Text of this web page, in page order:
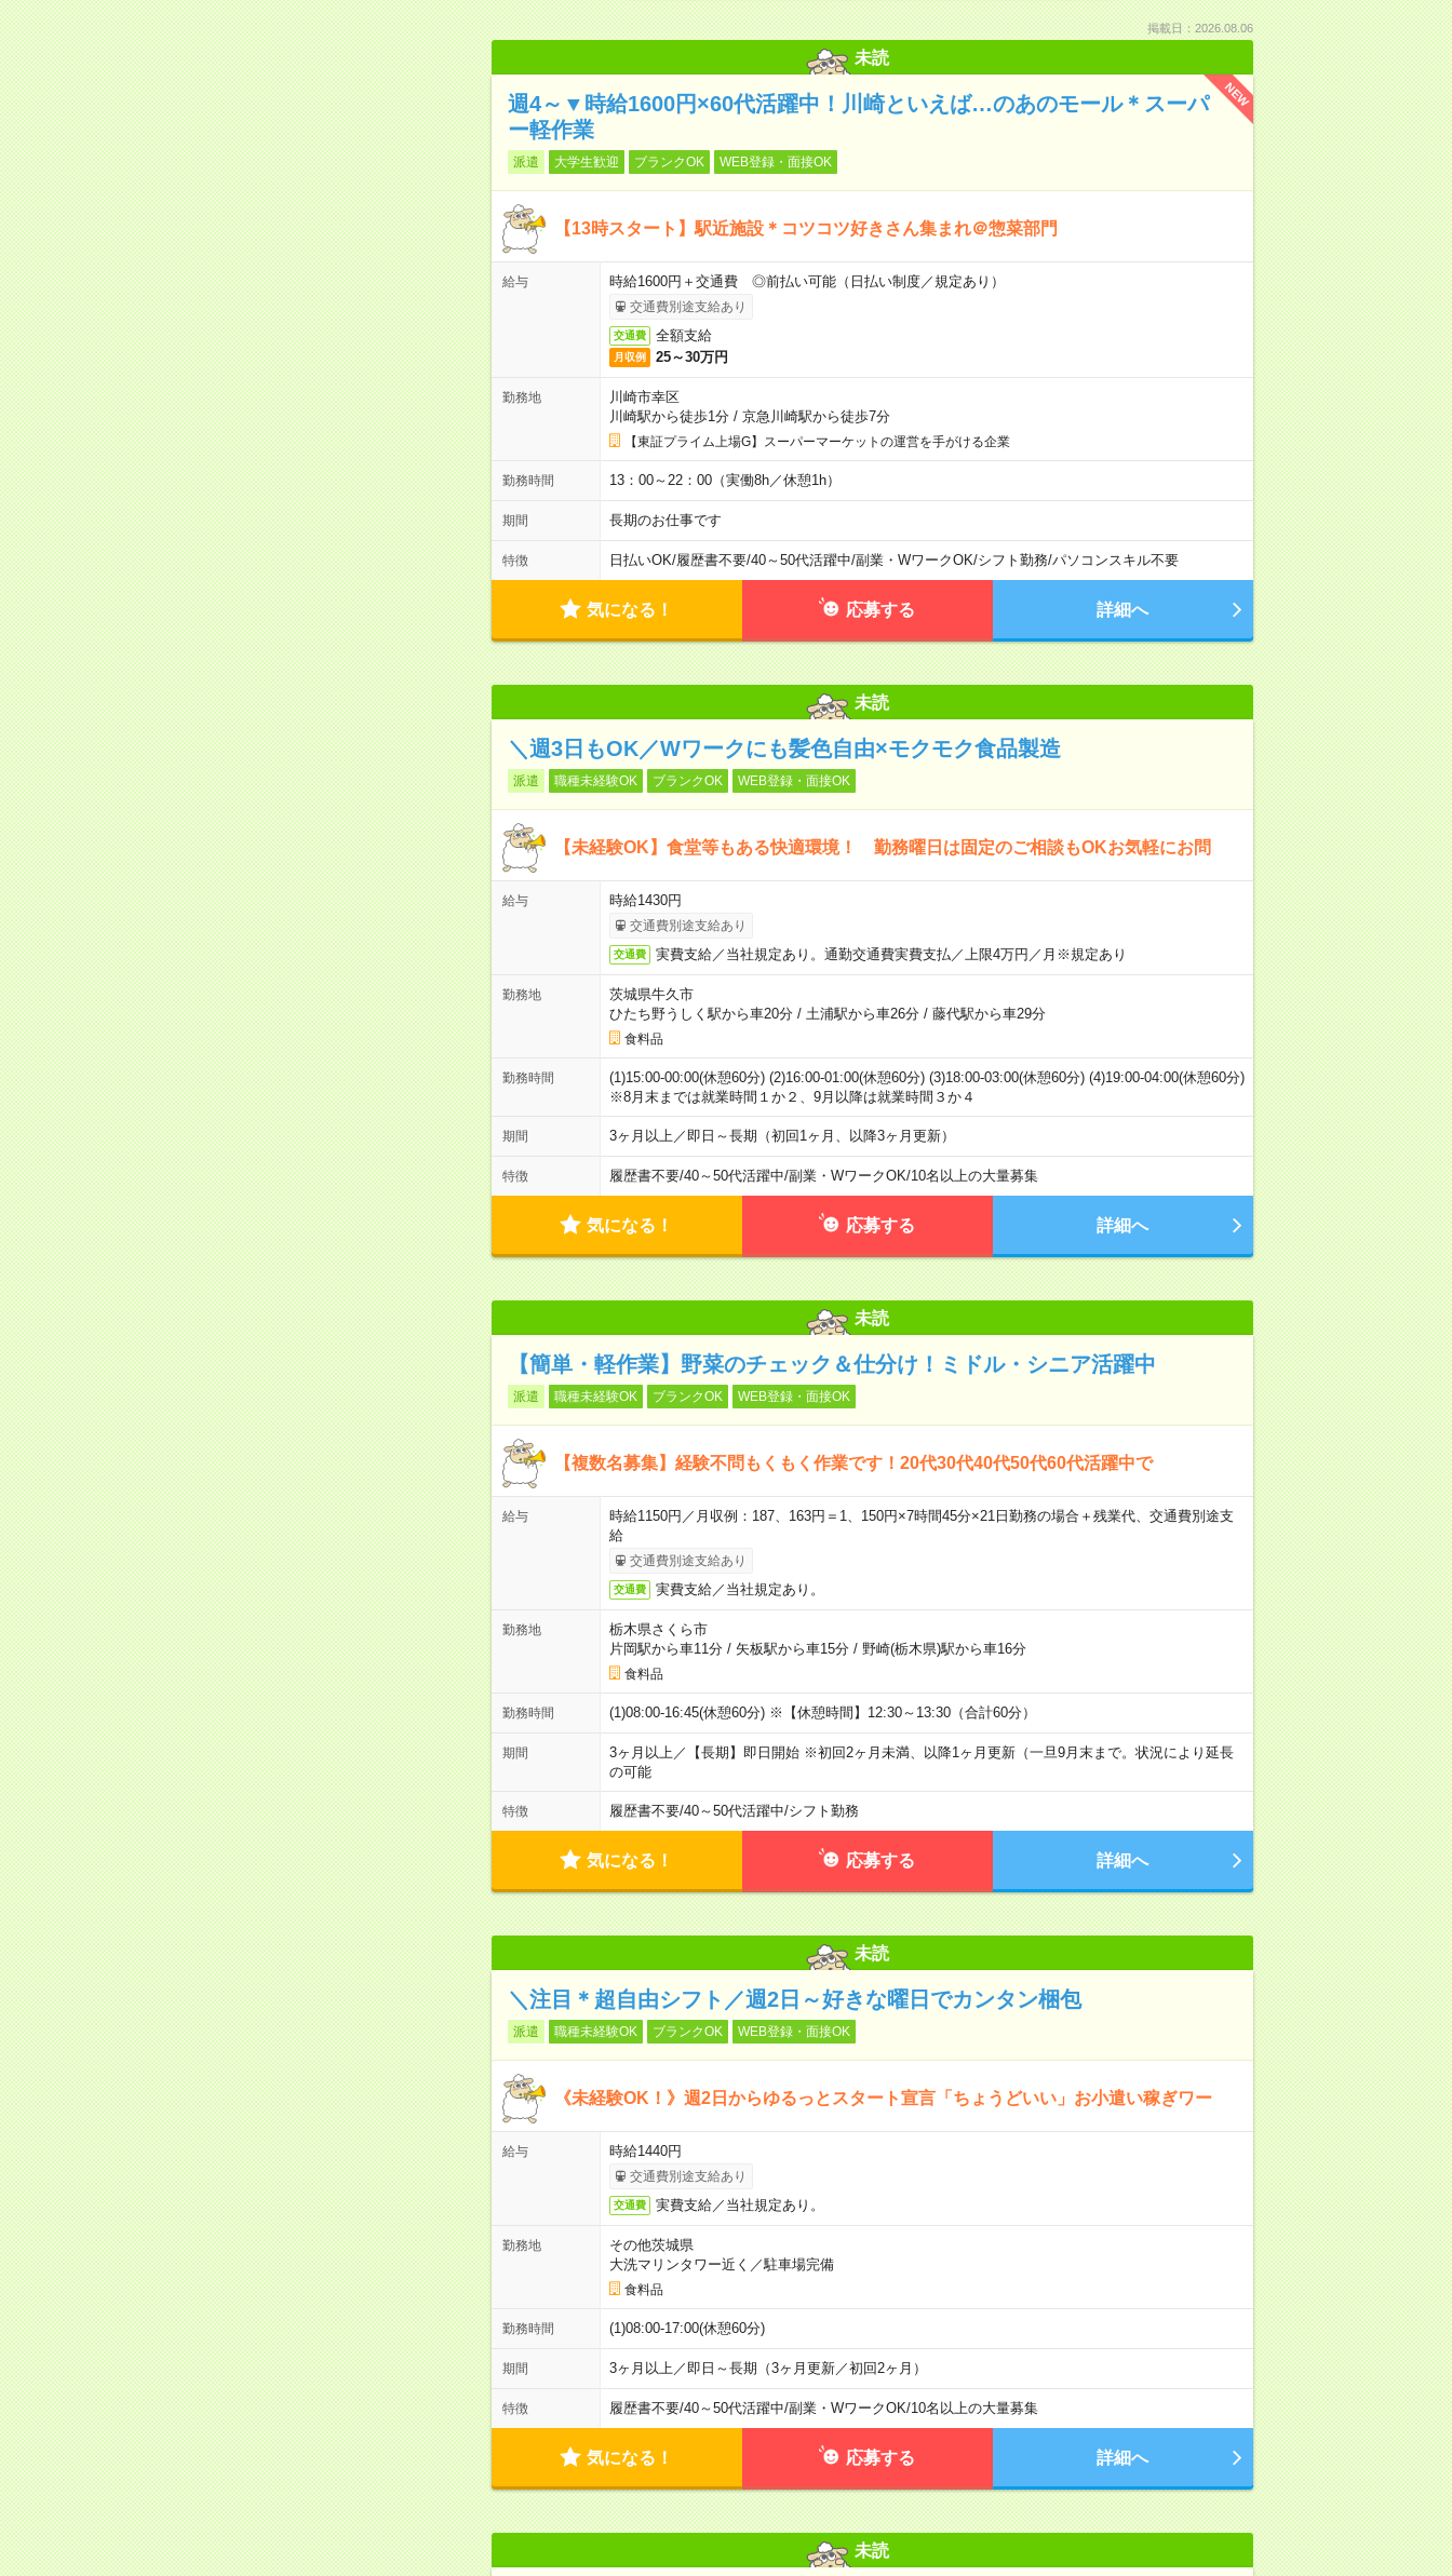
掲載日：2026.08.06
未読
NEW
週4～▼時給1600円×60代活躍中！川崎といえば…のあのモール＊スーパ
ー軽作業
派遣 大学生歓迎 ブランクOK WEB登録・面接OK
【13時スタート】駅近施設＊コツコツ好きさん集まれ＠惣菜部門
給与 時給1600円＋交通費 ◎前払い可能（日払い制度／規定あり）
交通費別途支給あり
交通費 全額支給
月収例 25～30万円
勤務地
川崎市幸区
川崎駅から徒歩1分/ 京急川崎駅から徒歩7分
【東証プライム上場G】スーパーマーケットの運営を手がける企業
勤務時間 13：00～22：00（実働8h／休憩1h）
期間 長期のお仕事です
特徴 日払いOK/履歴書不要/40～50代活躍中/副業・WワークOK/シフト勤務/パソコンスキル不要
気になる！ 応募する 詳細へ
未読
＼週3日もOK／Wワークにも髪色自由×モクモク食品製造
派遣 職種未経験OK ブランクOK WEB登録・面接OK
【未経験OK】食堂等もある快適環境！ 勤務曜日は固定のご相談もOKお気軽にお問
給与 時給1430円
交通費別途支給あり
交通費 実費支給／当社規定あり。通勤交通費実費支払／上限4万円／月※規定あり
勤務地
茨城県牛久市
ひたち野うしく駅から車20分/ 土浦駅から車26分/ 藤代駅から車29分
食料品
勤務時間
(1)15:00-00:00(休憩60分) (2)16:00-01:00(休憩60分) (3)18:00-03:00(休憩60分) (4)19:00-04:00(休憩60分)
※8月末までは就業時間１か２、9月以降は就業時間３か４
期間 3ヶ月以上／即日～長期（初回1ヶ月、以降3ヶ月更新）
特徴 履歴書不要/40～50代活躍中/副業・WワークOK/10名以上の大量募集
気になる！ 応募する 詳細へ
未読
【簡単・軽作業】野菜のチェック＆仕分け！ミドル・シニア活躍中
派遣 職種未経験OK ブランクOK WEB登録・面接OK
【複数名募集】経験不問もくもく作業です！20代30代40代50代60代活躍中で
給与
時給1150円／月収例：187、163円＝1、150円×7時間45分×21日勤務の場合＋残業代、交通費別途支
給
交通費別途支給あり
交通費 実費支給／当社規定あり。
勤務地
栃木県さくら市
片岡駅から車11分/ 矢板駅から車15分/ 野崎(栃木県)駅から車16分
食料品
勤務時間 (1)08:00-16:45(休憩60分) ※【休憩時間】12:30～13:30（合計60分）
期間
3ヶ月以上／【長期】即日開始 ※初回2ヶ月未満、以降1ヶ月更新（一旦9月末まで。状況により延長
の可能
特徴 履歴書不要/40～50代活躍中/シフト勤務
気になる！ 応募する 詳細へ
未読
＼注目＊超自由シフト／週2日～好きな曜日でカンタン梱包
派遣 職種未経験OK ブランクOK WEB登録・面接OK
《未経験OK！》週2日からゆるっとスタート宣言「ちょうどいい」お小遣い稼ぎワー
給与 時給1440円
交通費別途支給あり
交通費 実費支給／当社規定あり。
勤務地
その他茨城県
大洗マリンタワー近く／駐車場完備
食料品
勤務時間 (1)08:00-17:00(休憩60分)
期間 3ヶ月以上／即日～長期（3ヶ月更新／初回2ヶ月）
特徴 履歴書不要/40～50代活躍中/副業・WワークOK/10名以上の大量募集
気になる！ 応募する 詳細へ
未読